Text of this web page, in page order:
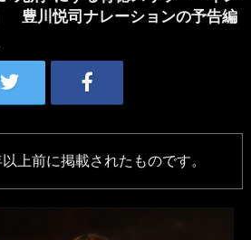
豊川悦司ナレーションの予告編
上前に掲載されたものです。